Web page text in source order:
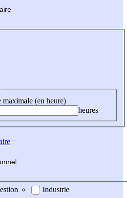
maximale (en heure)
heures
Industrie